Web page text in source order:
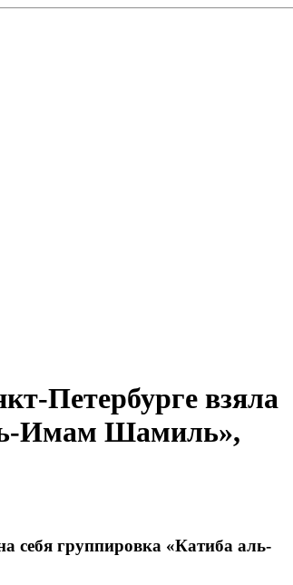
Петербурге взяла
Имам Шамиль»,
себя группировка «Катиба аль-